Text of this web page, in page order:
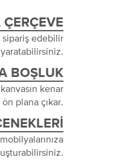
sipariş edebilir
BOŞLUK
kenar
plana çıkar.